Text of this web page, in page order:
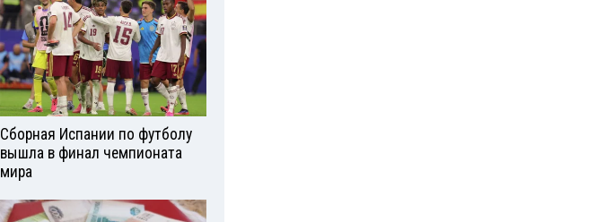
Сборная Испании по футболу
вышла в финал чемпионата
мира